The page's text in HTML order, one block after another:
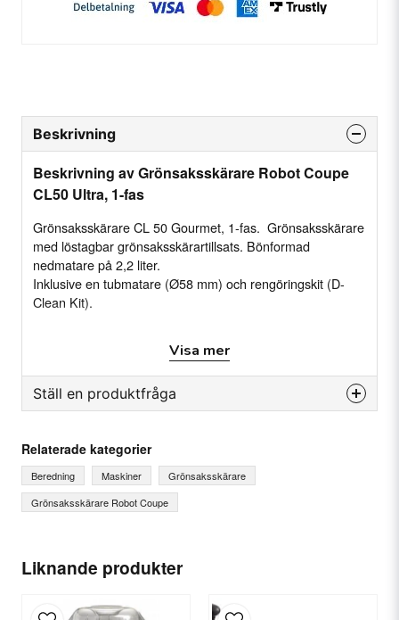
Liknande produkter
Beskrivning
Beskrivning av Grönsaksskärare Robot Coupe
CL50 Ultra, 1-fas
Grönsaksskärare CL 50 Gourmet, 1-fas. Grönsaksskärare
med löstagbar grönsaksskärartillsats. Bönformad
nedmatare på 2,2 liter.
Inklusive en tubmatare (Ø58 mm) och rengöringskit (D-
Clean Kit).
och goufrette
Nedmatarlock- och utkastarhus i metall
Motorblock i rostfritt
Rengöringskit (D-Clean Kit) ingår
Effekt/Watt: 550 W
Material: Nedmatarblock och utkastarhus (Metall).
Visa mer
Ställ en produktfråga
Fråga oss något om denna produkten...
E-postadress
Relaterade kategorier
Beredning Maskiner
Grönsaksskärare
Grönsaksskärare Robot Coupe